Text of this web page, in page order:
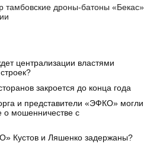
тамбовские дроны-батоны «Бекас»
централизации властями
закроется до конца года
и представители «ЭФКО» могли
мошенничестве с
Кустов и Ляшенко задержаны?